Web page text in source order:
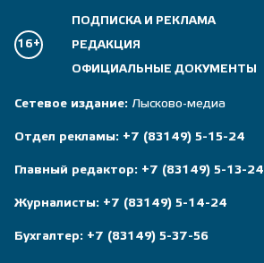
16+
ПОДПИСКА И РЕКЛАМА
РЕДАКЦИЯ
ОФИЦИАЛЬНЫЕ ДОКУМЕНТЫ
Сетевое издание: Лысково-медиа
Отдел рекламы: +7 (83149) 5-15-24
Главный редактор: +7 (83149) 5-13-24
Журналисты: +7 (83149) 5-14-24
Бухгалтер: +7 (83149) 5-37-56